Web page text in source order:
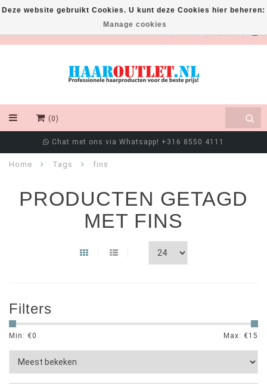
EUR
(0)
Chat met ons via Whatsapp! +316 8550 4111
Home Tags fins
PRODUCTEN GETAGD
MET FINS
Filters
Min: €0 Max: €15
Deze website gebruikt Cookies. U kunt deze Cookies hier beheren:
Manage cookies